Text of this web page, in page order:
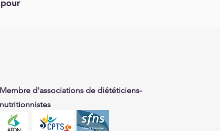
Membre d'associations de diététiciens-
nutritionnistes